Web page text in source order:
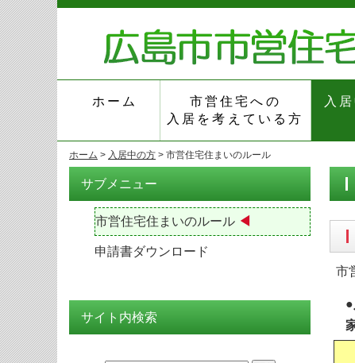
ホーム
市営住宅への
入居を考えている方
入
ホーム > 入居中の方 > 市営住宅住まいのルール
市
サブメニュー
市営住宅住まいのルール
申請書ダウンロード
サイト内検索